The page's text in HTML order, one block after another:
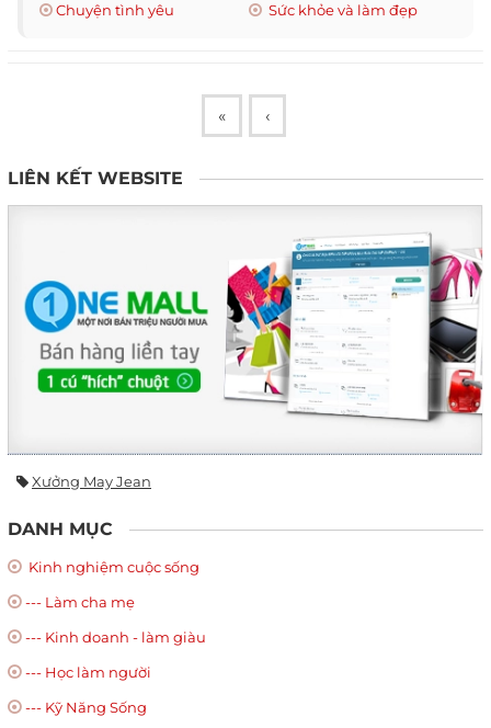
Chuyện tình yêu
Sức khỏe và làm đẹp
« ‹
LIÊN KẾT WEBSITE
Xưởng May Jean
DANH MỤC
Kinh nghiệm cuộc sống
--- Làm cha mẹ
--- Kinh doanh - làm giàu
--- Học làm người
--- Kỹ Năng Sống